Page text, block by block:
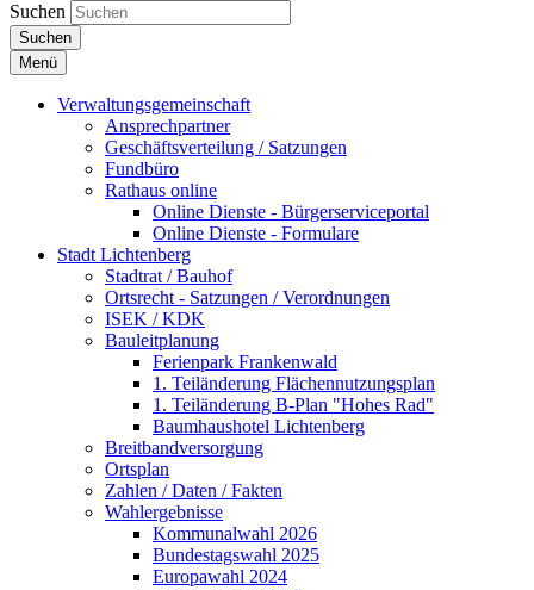
Suchen
Suchen
Menü
Verwaltungsgemeinschaft
Ansprechpartner
Geschäftsverteilung / Satzungen
Fundbüro
Rathaus online
Online Dienste - Bürgerserviceportal
Online Dienste - Formulare
Stadt Lichtenberg
Stadtrat / Bauhof
Ortsrecht - Satzungen / Verordnungen
ISEK / KDK
Bauleitplanung
Ferienpark Frankenwald
1. Teiländerung Flächennutzungsplan
1. Teiländerung B-Plan "Hohes Rad"
Baumhaushotel Lichtenberg
Breitbandversorgung
Ortsplan
Zahlen / Daten / Fakten
Wahlergebnisse
Kommunalwahl 2026
Bundestagswahl 2025
Europawahl 2024